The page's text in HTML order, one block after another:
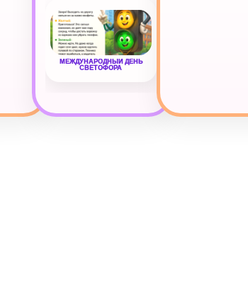
МЕЖДУНАРОДНЫЙ ДЕНЬ
СВЕТОФОРА